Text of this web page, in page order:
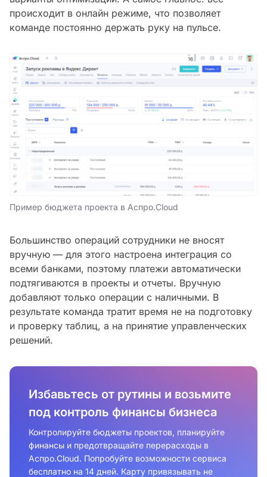
происходит в онлайн режиме, что позволяет
команде постоянно держать руку на пульсе.
Пример бюджета проекта в Аспро.Cloud
Большинство операций сотрудники не вносят
вручную — для этого настроена интеграция со
всеми банками, поэтому платежи автоматически
подтягиваются в проекты и отчеты. Вручную
добавляют только операции с наличными. В
результате команда тратит время не на подготовку
и проверку таблиц, а на принятие управленческих
решений.
Избавьтесь от рутины и возьмите
под контроль финансы бизнеса
Контролируйте бюджеты проектов, планируйте
финансы и предотвращайте перерасходы в
Аспро.Cloud. Попробуйте возможности сервиса
бесплатно на 14 дней. Карту привязывать не